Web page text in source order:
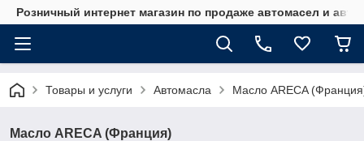
Розничный интернет магазин по продаже автомасел и
Товары и услуги Автомасла Масло ARECA
Масло ARECA (Франция)